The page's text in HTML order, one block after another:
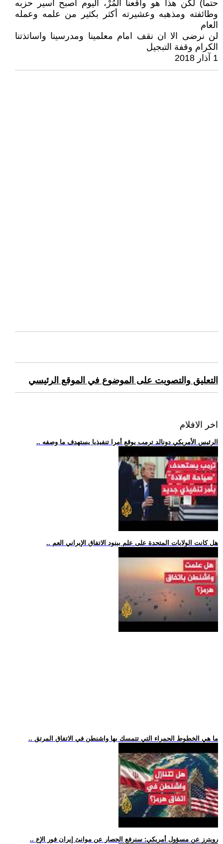
حتما) لكن هذا هو واقعنا المُرْ، اليوم اصبح اسير حزبه
وطائفته ومذهبه وعشيرته أكثر بكثير من علمه وعمله
العام
لن نرضى الا ان نقف امام معلمينا ومدرسينا واساتذتنا
الكرام وقفة التبجيل
1 آذار 2018
التعليق والتصويت على الموضوع في الموقع الرئيسي
اخر الافلام
.. الرئيس الأمريكي دونالد ترمب يوقع أمرا تنفيذيا يستهدف ما وصفه
.. هل كانت الولايات المتحدة على علم ببنود الاتفاق الإيراني العم
.. ما هي الخطوط الحمراء التي تتمسك بها واشنطن في الاتفاق المرتق
.. رويترز عن مسؤول أمريكي: سنرفع الحصار عن موانئ إيران فور الإع